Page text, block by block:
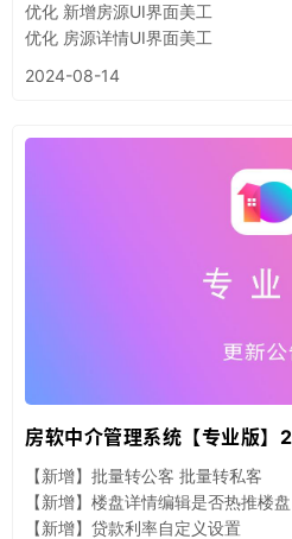
优化 新增房源UI界面美工
优化 房源详情UI界面美工
2024-08-14
房软中介管理系统【专业版
【新增】批量转公客 批量转私客
【新增】楼盘详情编辑是否热推楼盘
【新增】贷款利率自定义设置